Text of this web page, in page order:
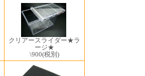
クリアースライダー★ラ
ージ★
\900(税別)